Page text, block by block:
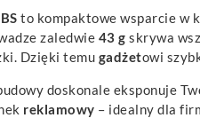
to kompaktowe wsparcie w
zaledwie 43 g skrywa
Dzięki temu gadżetowi
doskonale eksponuje
reklamowy – idealny dla